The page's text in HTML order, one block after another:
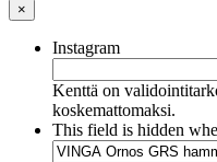
×
Instagram
Kenttä on
koskemattomaksi.
This field is hidden